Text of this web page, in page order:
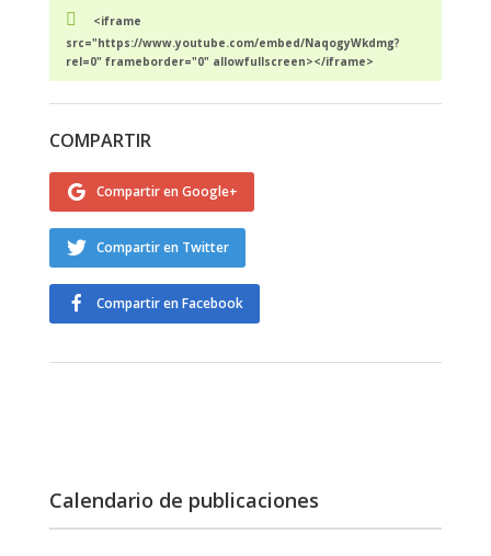
<iframe
src="https://www.youtube.com/embed/NaqogyWkdmg?
rel=0" frameborder="0" allowfullscreen></iframe>
COMPARTIR
Compartir en Google+
Compartir en Twitter
Compartir en Facebook
Calendario de publicaciones